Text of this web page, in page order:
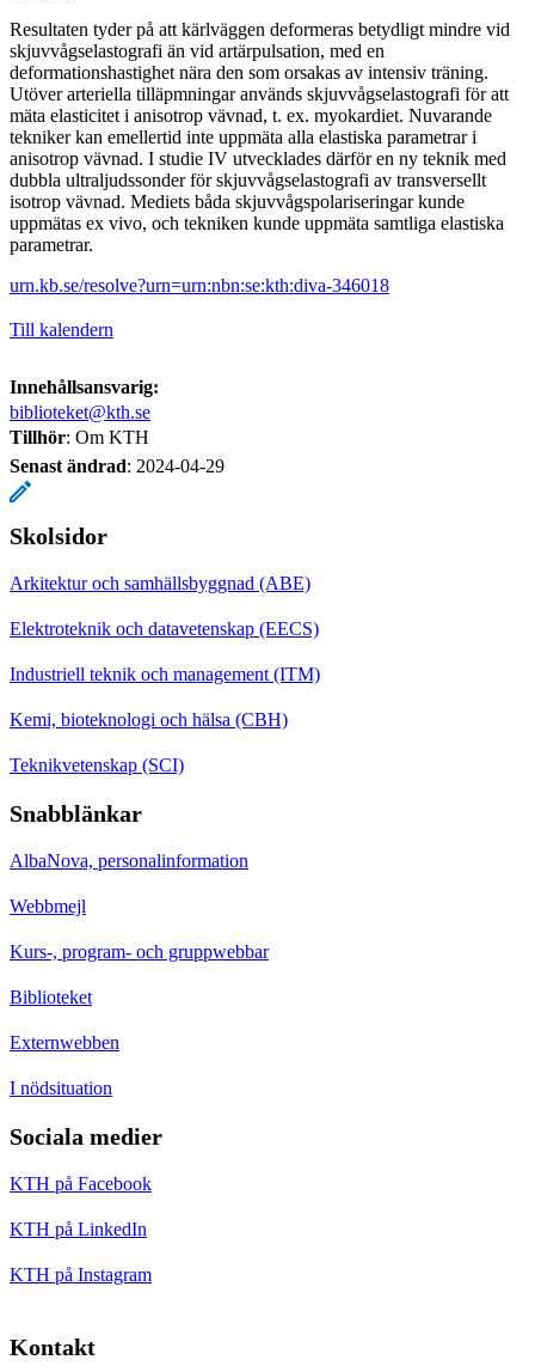
Resultaten tyder på att kärlväggen deformeras betydligt mindre vid
skjuvvågselastografi än vid artärpulsation, med en
deformationshastighet nära den som orsakas av intensiv träning.
Utöver arteriella tilläpmningar används skjuvvågselastografi för att
mäta elasticitet i anisotrop vävnad, t. ex. myokardiet. Nuvarande
tekniker kan emellertid inte uppmäta alla elastiska parametrar i
anisotrop vävnad. I studie IV utvecklades därför en ny teknik med
dubbla ultraljudssonder för skjuvvågselastografi av transversellt
isotrop vävnad. Mediets båda skjuvvågspolariseringar kunde
uppmätas ex vivo, och tekniken kunde uppmäta samtliga elastiska
parametrar.
urn.kb.se/resolve?urn=urn:nbn:se:kth:diva-346018
Till kalendern
Innehållsansvarig:
biblioteket@kth.se
Tillhör: Om KTH
Senast ändrad: 2024-04-29
Skolsidor
Arkitektur och samhällsbyggnad (ABE)
Elektroteknik och datavetenskap (EECS)
Industriell teknik och management (ITM)
Kemi, bioteknologi och hälsa (CBH)
Teknikvetenskap (SCI)
Snabblänkar
AlbaNova, personalinformation
Webbmejl
Kurs-, program- och gruppwebbar
Biblioteket
Externwebben
I nödsituation
Sociala medier
KTH på Facebook
KTH på LinkedIn
KTH på Instagram
Kontakt